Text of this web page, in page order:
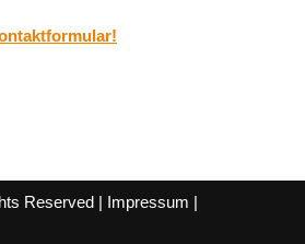
Reserved | Impressum |